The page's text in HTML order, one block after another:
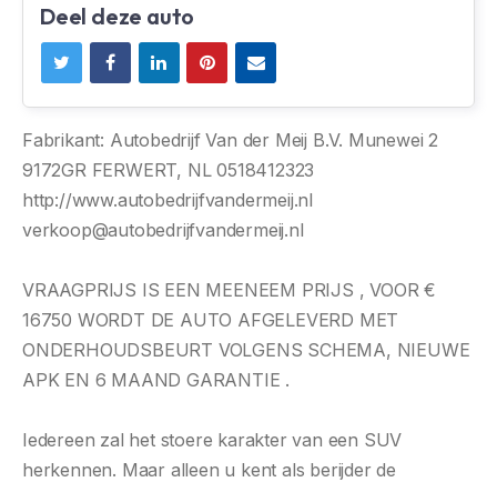
Deel deze auto
Fabrikant: Autobedrijf Van der Meij B.V. Munewei 2
9172GR FERWERT, NL 0518412323
http://www.autobedrijfvandermeij.nl
verkoop@autobedrijfvandermeij.nl
VRAAGPRIJS IS EEN MEENEEM PRIJS , VOOR €
16750 WORDT DE AUTO AFGELEVERD MET
ONDERHOUDSBEURT VOLGENS SCHEMA, NIEUWE
APK EN 6 MAAND GARANTIE .
Iedereen zal het stoere karakter van een SUV
herkennen. Maar alleen u kent als berijder de